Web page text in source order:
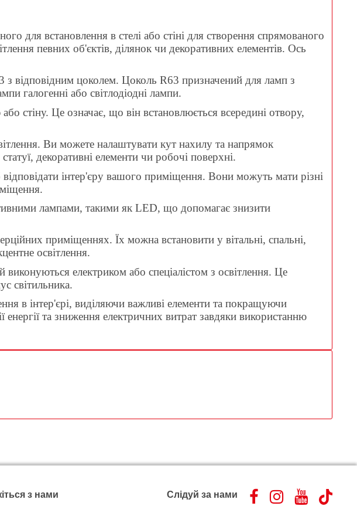
для встановлення в стелі або стіні для створення спрямованого
певних об'єктів, ділянок чи декоративних елементів. Ось
з відповідним цоколем. Цоколь R63 призначений для ламп з
галогенні або світлодіодні лампи.
стіну. Це означає, що він встановлюється всередині отвору,
Ви можете налаштувати кут нахилу та напрямок
декоративні елементи чи робочі поверхні.
інтер'єру вашого приміщення. Вони можуть мати різні
лампами, такими як LED, що допомагає знизити
приміщеннях. Їх можна встановити у вітальні, спальні,
освітлення.
електриком або спеціалістом з освітлення. Це
світильника.
в інтер'єрі, виділяючи важливі елементи та покращуючи
та зниження електричних витрат завдяки використанню
з нами Слідуй за нами